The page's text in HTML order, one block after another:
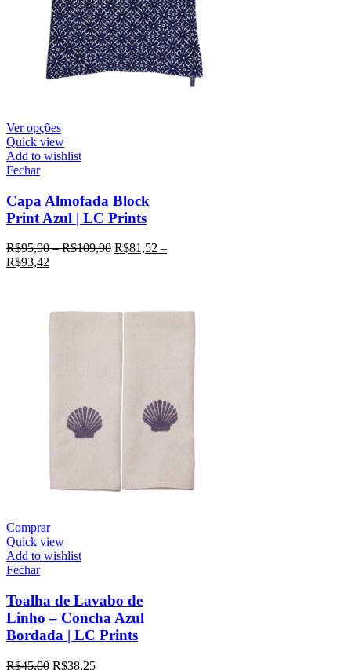
Ver opções
Quick view
Add to wishlist
Fechar
Capa Almofada Block
Print Azul | LC Prints
R$95,90–R$109,90 R$81,52 –
R$93,42
Comprar
Quick view
Add to wishlist
Fechar
Toalha de Lavabo de
Linho – Concha Azul
Bordada | LC Prints
R$45,00 R$38,25